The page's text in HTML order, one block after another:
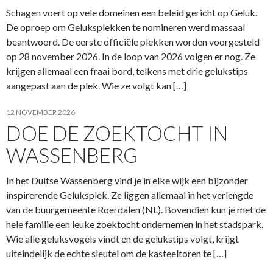
Schagen voert op vele domeinen een beleid gericht op Geluk.
De oproep om Geluksplekken te nomineren werd massaal
beantwoord. De eerste officiële plekken worden voorgesteld
op 28 november 2026. In de loop van 2026 volgen er nog. Ze
krijgen allemaal een fraai bord, telkens met drie gelukstips
aangepast aan de plek. Wie ze volgt kan […]
12 NOVEMBER 2026
DOE DE ZOEKTOCHT IN
WASSENBERG
In het Duitse Wassenberg vind je in elke wijk een bijzonder
inspirerende Geluksplek. Ze liggen allemaal in het verlengde
van de buurgemeente Roerdalen (NL). Bovendien kun je met de
hele familie een leuke zoektocht ondernemen in het stadspark.
Wie alle geluksvogels vindt en de gelukstips volgt, krijgt
uiteindelijk de echte sleutel om de kasteeltoren te […]